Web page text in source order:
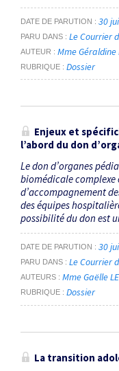
DATE DE PARUTION 30
PARU DANS Le Courrier
AUTEUR Mme Géraldine
RUBRIQUE Dossier
Enjeux et
l’abord du don
Le don d’organes
biomédicale complexe
d’accompagnement
des équipes
possibilité du don est
DATE DE PARUTION 30
PARU DANS Le Courrier
AUTEURS Mme Gaëlle
RUBRIQUE Dossier
La transition